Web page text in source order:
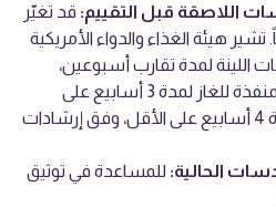
اللاصقة قبل التقييم: قد تغيّر
هيئة الغذاء والدواء الأمريكية
اللينة لمدة تقارب أسبوعين،
وعدسات التوريك أو الصلبة المنفذة للغاز لمدة 3 أسابيع على
الأقل، والعدسات الصلبة لمدة 4 أسابيع على الأقل، وفق إرشادات
الحالية: للمساعدة في توثيق